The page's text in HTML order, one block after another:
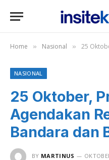
Home » Nasional » 25 Oktober,
NASIONAL
25 Oktober,
Agendakan
Bandara dan
BY MARTINUS